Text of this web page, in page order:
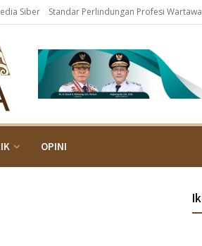
Siber Standar Perlindungan Profesi
OPINI